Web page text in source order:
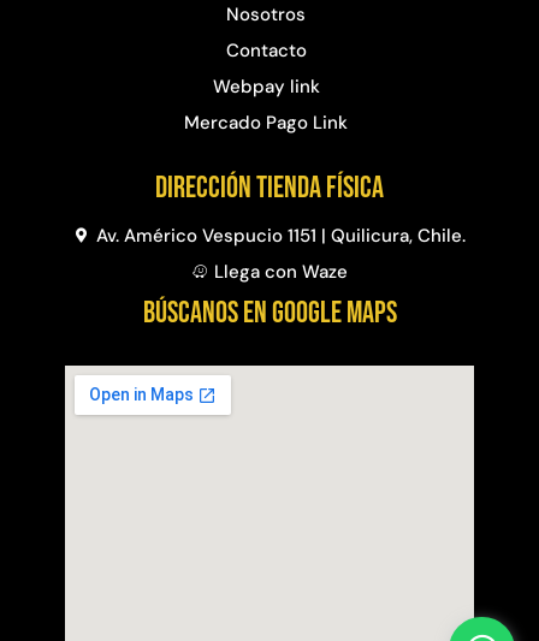
Nosotros
Contacto
Webpay link
Mercado Pago Link
Dirección Tienda física
Av. Américo Vespucio 1151 | Quilicura, Chile.
Llega con Waze
BÚSCANOS EN GOOGLE MAPS